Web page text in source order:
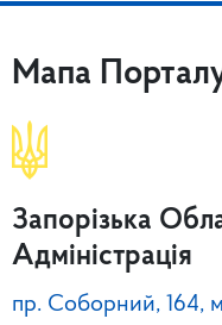
Мапа
Запорізька
Адміністрація
пр. Соборний, 164,